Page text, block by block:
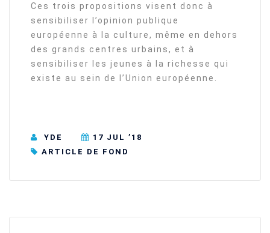
Ces trois propositions visent donc à
sensibiliser l’opinion publique
européenne à la culture, même en dehors
des grands centres urbains, et à
sensibiliser les jeunes à la richesse qui
existe au sein de l’Union européenne.
YDE
17 JUL ’18
ARTICLE DE FOND